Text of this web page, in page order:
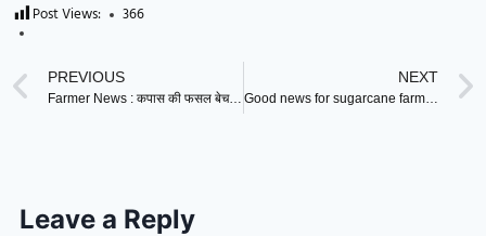
Post Views: 366
PREVIOUS
Farmer News : कपास की फसल बेचने के लिए बनी नई ऐप, किसानों को फसल बेचने में होगी सुविधा !
NEXT
Good news for sugarcane farmers : UP में CM Yogi ने खोला खजाना, गन्ना किसानों की कर दी मौज !
Leave a Reply